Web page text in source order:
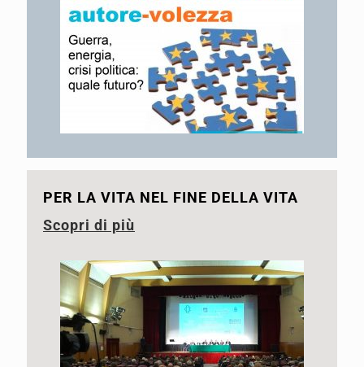
PER LA VITA NEL FINE DELLA VITA
Scopri di più